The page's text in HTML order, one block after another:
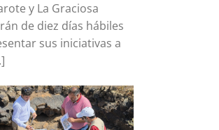
y La Graciosa
de diez días hábiles
sus iniciativas a